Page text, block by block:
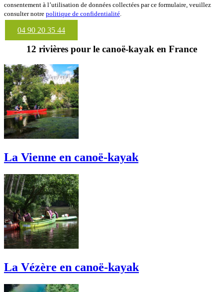
consentement à l’utilisation de données collectées par ce formulaire, veuillez
consulter notre politique de confidentialité
04 90 20 35 44
12 rivières pour le canoë-kayak en France
La Vienne en canoë-kayak
La Vézère en canoë-kayak